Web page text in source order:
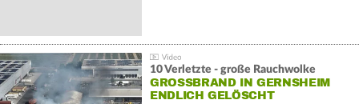
10 Verletzte - große Rauchwolke
GROSSBRAND IN GERNSHEIM E
NDLICH GELÖSCHT